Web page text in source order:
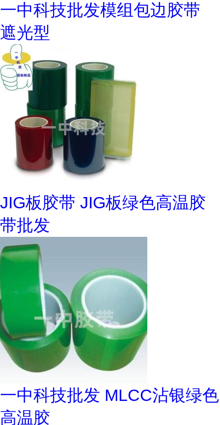
一中科技批发模组包边胶带
遮光型
JIG板胶带 JIG板绿色高温胶
带批发
一中科技批发 MLCC沾银绿色
高温胶